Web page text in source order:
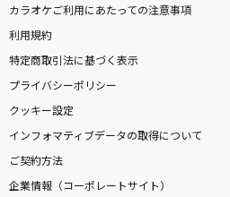
[生音]サイレント・イヴ
辛島美登里
ダンデライオン
Da-iCE
カラオケご利用にあたっての注意事項
利用規約
特定商取引法に基づく表示
プライバシーポリシー
クッキー設定
インフォマティブデータの取得について
ご契約方法
企業情報（コーポレートサイト）